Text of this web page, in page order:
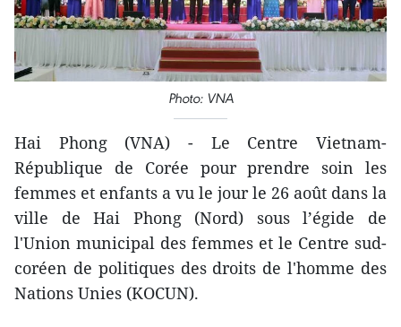
Photo: VNA
Hai Phong (VNA) - Le Centre Vietnam-
République de Corée pour prendre soin les
femmes et enfants a vu le jour le 26 août dans la
ville de Hai Phong (Nord) sous l’égide de
l'Union municipal des femmes et le Centre sud-
coréen de politiques des droits de l'homme des
Nations Unies (KOCUN).